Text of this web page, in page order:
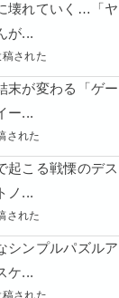
壊れていく…「ヤ
が...
された
末が変わる「ゲー
ー...
された
起こる戦慄のデス
ノ...
された
シンプルパズルア
ケ...
された